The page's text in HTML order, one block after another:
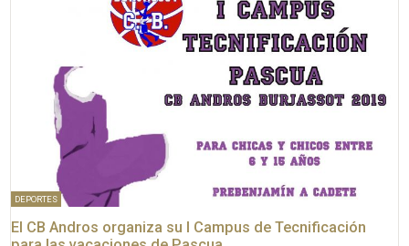
DEPORTES
El CB Andros organiza su I Campus de Tecnificación